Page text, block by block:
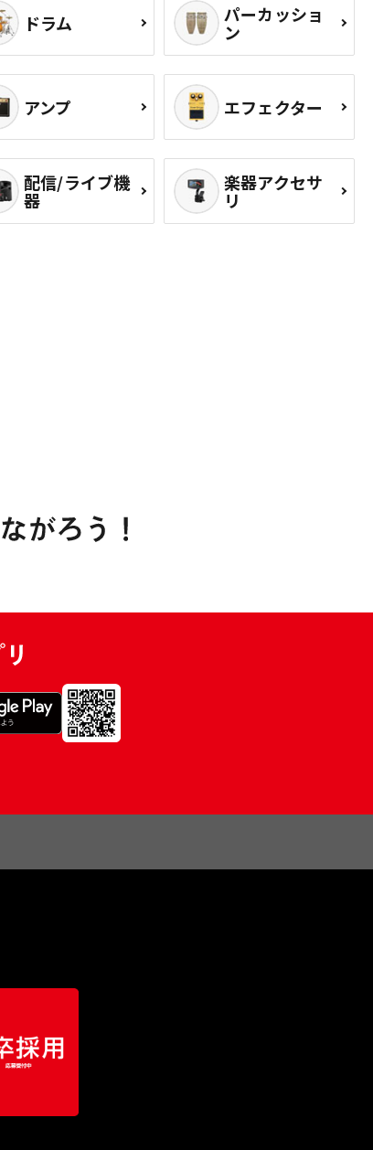
ドラム パーカッショ
ン
アンプ エフェクター
配信/ライブ機
器
楽器アクセサ
リ